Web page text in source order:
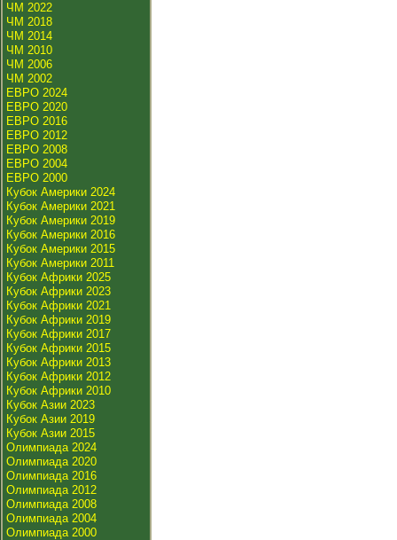
ЧМ 2022
ЧМ 2018
ЧМ 2014
ЧМ 2010
ЧМ 2006
ЧМ 2002
ЕВРО 2024
ЕВРО 2020
ЕВРО 2016
ЕВРО 2012
ЕВРО 2008
ЕВРО 2004
ЕВРО 2000
Кубок Америки 2024
Кубок Америки 2021
Кубок Америки 2019
Кубок Америки 2016
Кубок Америки 2015
Кубок Америки 2011
Кубок Африки 2025
Кубок Африки 2023
Кубок Африки 2021
Кубок Африки 2019
Кубок Африки 2017
Кубок Африки 2015
Кубок Африки 2013
Кубок Африки 2012
Кубок Африки 2010
Кубок Азии 2023
Кубок Азии 2019
Кубок Азии 2015
Олимпиада 2024
Олимпиада 2020
Олимпиада 2016
Олимпиада 2012
Олимпиада 2008
Олимпиада 2004
Олимпиада 2000